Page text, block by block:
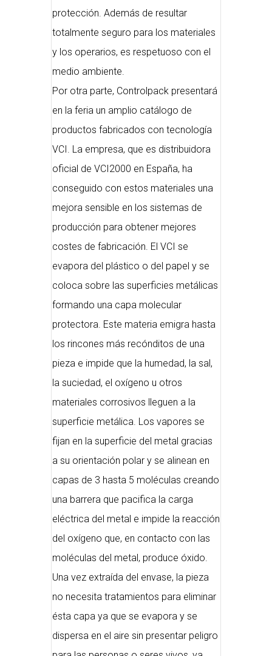
protección. Además de resultar
totalmente seguro para los materiales
y los operarios, es respetuoso con el
medio ambiente.
Por otra parte, Controlpack presentará
en la feria un amplio catálogo de
productos fabricados con tecnología
VCI. La empresa, que es distribuidora
oficial de VCI2000 en España, ha
conseguido con estos materiales una
mejora sensible en los sistemas de
producción para obtener mejores
costes de fabricación. El VCI se
evapora del plástico o del papel y se
coloca sobre las superficies metálicas
formando una capa molecular
protectora. Este materia emigra hasta
los rincones más recónditos de una
pieza e impide que la humedad, la sal,
la suciedad, el oxígeno u otros
materiales corrosivos lleguen a la
superficie metálica. Los vapores se
fijan en la superficie del metal gracias
a su orientación polar y se alinean en
capas de 3 hasta 5 moléculas creando
una barrera que pacifica la carga
eléctrica del metal e impide la reacción
del oxígeno que, en contacto con las
moléculas del metal, produce óxido.
Una vez extraída del envase, la pieza
no necesita tratamientos para eliminar
ésta capa ya que se evapora y se
dispersa en el aire sin presentar peligro